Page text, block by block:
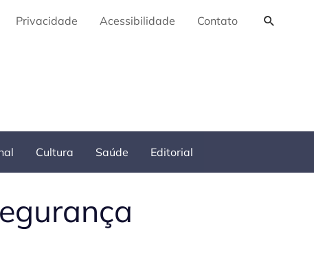
Privacidade Acessibilidade Contato
Cultura Saúde Editorial